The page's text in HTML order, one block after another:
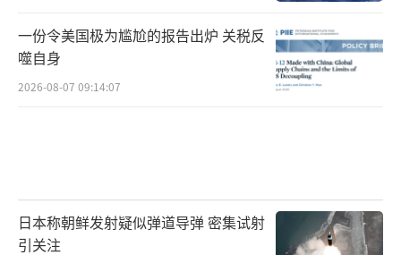
一份令美国极为尴尬的报告出炉 关税反
噬自身
2026-08-07 09:14:07
日本称朝鲜发射疑似弹道导弹 密集试射
引关注